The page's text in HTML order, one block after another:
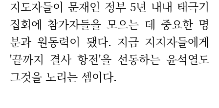
지도자들이 문재인 정부 5년 내내 태극기
집회에 참가자들을 모으는 데 중요한 명
분과 원동력이 됐다. 지금 지지자들에게
'끝까지 결사 항전'을 선동하는 윤석열도
그것을 노리는 셈이다.